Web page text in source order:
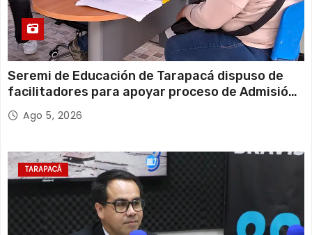
Seremi de Educación de Tarapacá dispuso de
facilitadores para apoyar proceso de Admisión
Escolar 2027
Ago 5, 2026
TARAPACÁ